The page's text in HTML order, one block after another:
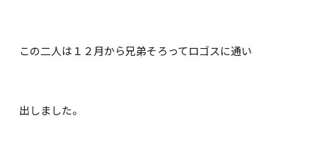
この二人は１２月から兄弟そろってロゴスに通い
出しました。